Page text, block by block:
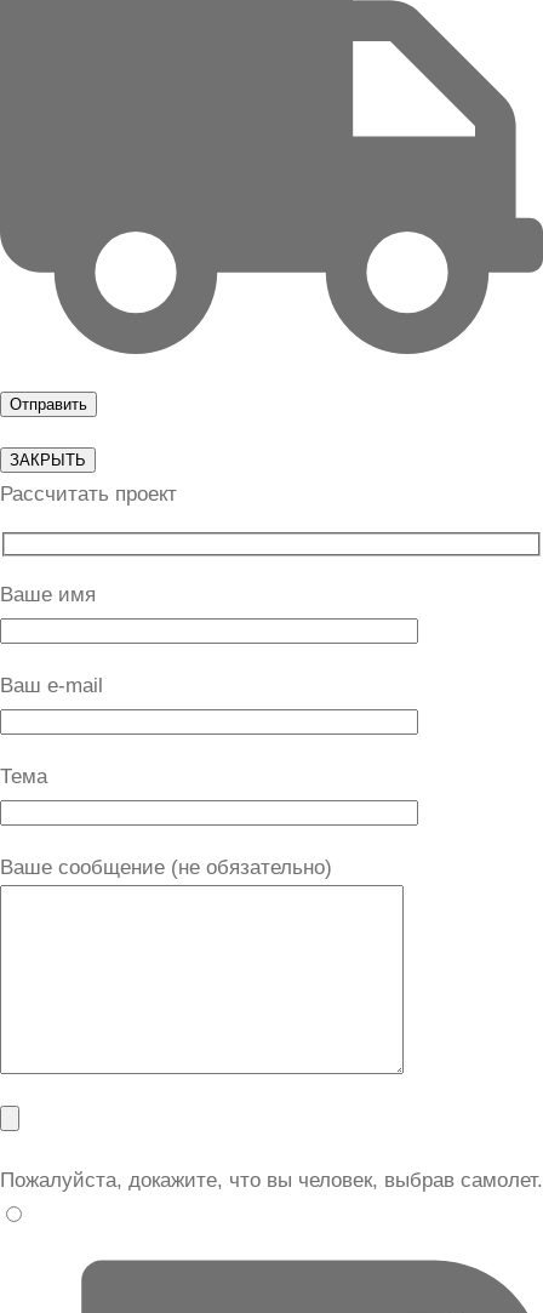
ЗАКРЫТЬ
Рассчитать проект
Ваше имя
Ваш e-mail
Тема
Ваше сообщение (не обязательно)
Пожалуйста, докажите, что вы человек, выбрав самолет.